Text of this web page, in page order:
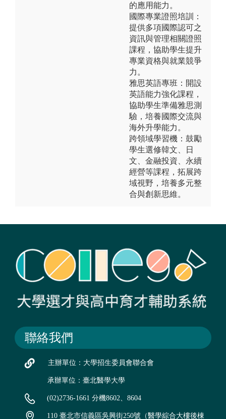
的應用能力。
國際專業證照培訓：
提供多項國際認可之
資訊與管理相關證照
課程，協助學生提升
專業資格與就業競爭
力。
雅思英語專班：開設
英語能力強化課程，
協助學生準備雅思測
驗，培養國際交流與
海外升學能力。
跨領域學習機：鼓勵
學生選修韓文、日
文、金融投資、永續
經營等課程，拓展跨
域視野，培養多元整
合與創新思維。
聯絡我們
主辦單位：大學招生委員會聯合會
承辦單位：臺北醫學大學
(02)2736-1661 分機8602、8604
110 臺北市信義區吳興街250號（醫學綜合大樓後棟